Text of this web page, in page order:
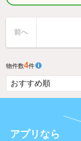
前へ
物件数4件
アプリなら